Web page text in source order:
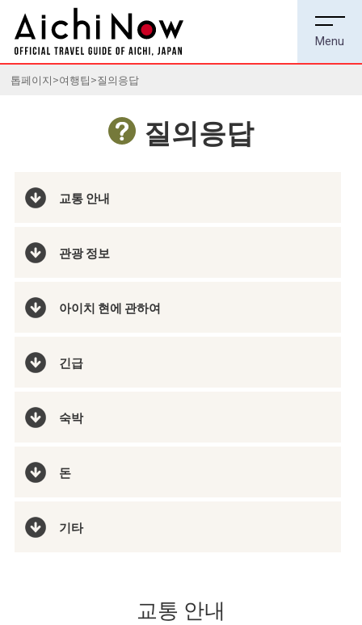
톱페이지 여행팁 질의응답
질의응답
교통 안내
관광 정보
아이치 현에 관하여
긴급
숙박
돈
기타
교통 안내